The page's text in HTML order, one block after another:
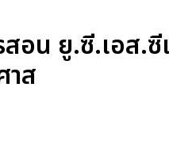
น ยู.ซี.เอส.
ส